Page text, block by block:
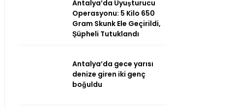
Antalya’da Uyuşturucu
Operasyonu: 5 Kilo 650
Gram Skunk Ele Geçirildi,
Şüpheli Tutuklandı
Antalya’da gece yarısı
denize giren iki genç
boğuldu